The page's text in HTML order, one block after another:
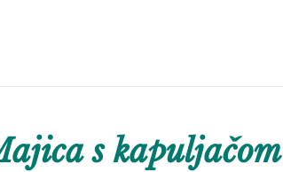
s kapuljačom